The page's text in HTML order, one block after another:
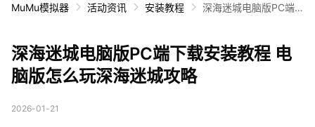
MuMu模拟器 活动资讯 安装教程
深海迷城电脑版PC端
深海迷城电脑版PC端下载安装教程 电
脑版怎么玩深海迷城攻略
2026-01-21